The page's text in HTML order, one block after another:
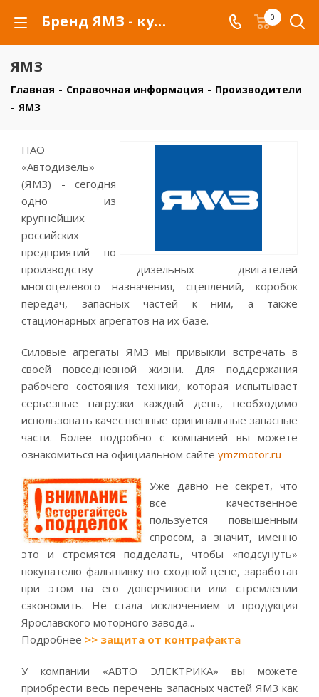
Бренд ЯМЗ - купить товары бренда ЯМЗ 0
ЯМЗ
Главная - Справочная информация - Производители
- ЯМЗ
ПАО
«Автодизель»
(ЯМЗ) - сегодня
одно из
крупнейших
российских
предприятий по
производству дизельных двигателей
многоцелевого назначения, сцеплений, коробок
передач, запасных частей к ним, а также
стационарных агрегатов на их базе.
Силовые агрегаты ЯМЗ мы привыкли встречать в
своей повседневной жизни. Для поддержания
рабочего состояния техники, которая испытывает
серьезные нагрузки каждый день, необходимо
использовать качественные оригинальные запасные
части. Более подробно с компанией вы можете
ознакомиться на официальном сайте ymzmotor.ru
Уже давно не секрет, что
всё качественное
пользуется повышенным
спросом, а значит, именно
это и стремятся подделать, чтобы «подсунуть»
покупателю фальшивку по сходной цене, заработав
при этом на его доверчивости или стремлении
сэкономить. Не стала исключением и продукция
Ярославского моторного завода...
Подробнее >> защита от контрафакта
У компании «АВТО ЭЛЕКТРИКА» вы можете
приобрести весь перечень запасных частей ЯМЗ как